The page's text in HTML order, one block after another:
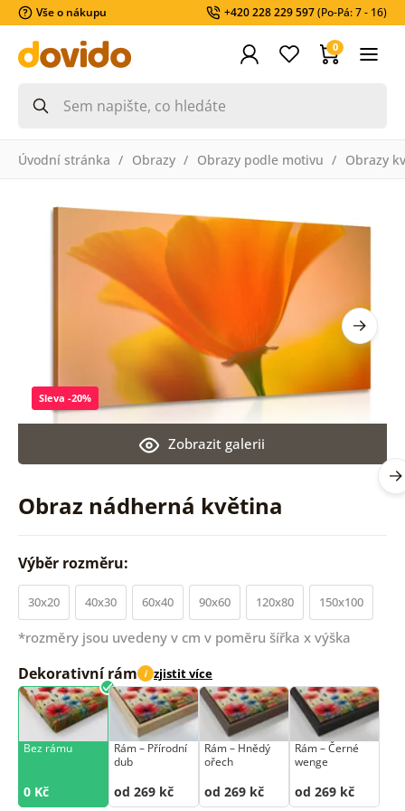
Vše o nákupu +420 228 229 597(Po-Pá: 7 - 16)
0
Úvodní stránka Obrazy Obrazy podle motivu Obrazy
Obraz nádherná květina
Zobrazit galerii
Sleva -20%
Výběr rozměru:
30x20 40x30 60x40 90x60 120x80 150x100
*rozměry jsou uvedeny v cm v poměru šířka x výška
Dekorativní rám i zjistit více
Bez rámu
0 Kč
Rám –⁠⁠⁠⁠⁠⁠ Přírodní
dub
od 269 kč
Rám –⁠⁠⁠⁠⁠⁠ Hnědý
ořech
od 269 kč
Rám –⁠⁠⁠⁠⁠⁠ Černé
wenge
od 269 kč